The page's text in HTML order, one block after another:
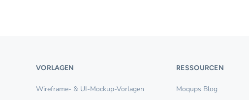
VORLAGEN
Wireframe- & UI-Mockup-Vorlagen
RESSOURCEN
Moqups Blog